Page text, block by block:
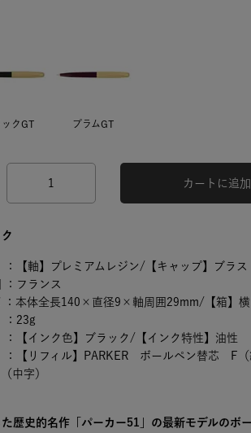
ックGT プラムGT
カートに追
【軸】プレミアムレジン/【キャップ】ブラス
：フランス
：本体全長140×直径9×軸周囲29mm/【箱】
23g
【インク色】ブラック/【インク特性】油性
【リフィル】PARKER ボールペン替芯 F（
中字）
歴史的名作「パーカー51」の最新モデルのボ